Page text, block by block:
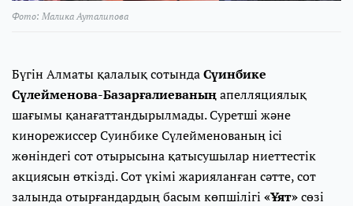
Фото: Малика Ауталипова
Бүгін Алматы қалалық сотындаСүинбике
Сүлейменова-Базарғалиеваныңапелляциялық
шағымы қанағаттандырылмады. Суретші және
кинорежиссер Суинбике Сүлейменованың ісі
жөніндегі сот отырысына қатысушылар ниеттестік
акциясын өткізді. Сот үкімі жарияланған сәтте, сот
залында отырғандардың басым көпшілігі «Ұят»сөзі